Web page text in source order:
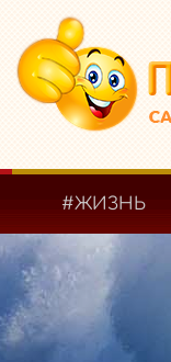
#ЖИЗНЬ